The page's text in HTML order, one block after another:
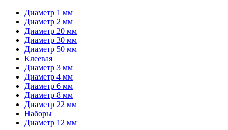
Диаметр 1 мм
Диаметр 2 мм
Диаметр 20 мм
Диаметр 30 мм
Диаметр 50 мм
Клеевая
Диаметр 3 мм
Диаметр 4 мм
Диаметр 6 мм
Диаметр 8 мм
Диаметр 22 мм
Наборы
Диаметр 12 мм